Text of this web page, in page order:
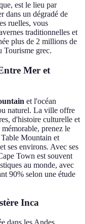
est le lieu par
dans un dégradé de
ruelles, vous
traditionnelles et
plus de 2 millions de
Tourisme grec.
Mer et
et l'océan
naturel. La ville offre
d'histoire culturelle et
prenez le
Mountain et
ses environs. Avec ses
Town est souvent
au monde, avec
90% selon une étude
Inca